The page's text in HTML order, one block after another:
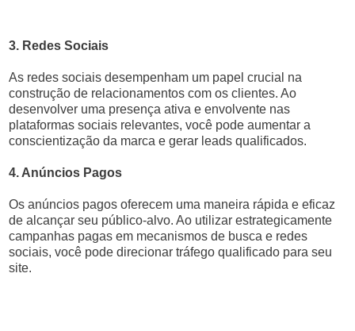
3. Redes Sociais
As redes sociais desempenham um papel crucial na
construção de relacionamentos com os clientes. Ao
desenvolver uma presença ativa e envolvente nas
plataformas sociais relevantes, você pode aumentar a
conscientização da marca e gerar leads qualificados.
4. Anúncios Pagos
Os anúncios pagos oferecem uma maneira rápida e eficaz
de alcançar seu público-alvo. Ao utilizar estrategicamente
campanhas pagas em mecanismos de busca e redes
sociais, você pode direcionar tráfego qualificado para seu
site.